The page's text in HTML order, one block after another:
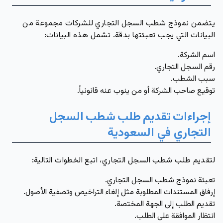
يتضمن نموذج شطب السجل التجاري للشركات مجموعة من
البيانات التي يجب تعبئتها بدقة. تشمل هذه البيانات:
اسم الشركة.
رقم السجل التجاري.
سبب الشطب.
توقيع صاحب الشركة أو من ينوب عنه قانونياً.
إجراءاتتقديمطلبشطبالسجل
التجاري في السعودية
لتقديم طلب شطب السجل التجاري، اتبع الخطوات التالية:
تعبئة نموذج شطب السجل التجاري.
إرفاق المستندات المطلوبة مثل إلغاء التراخيص وتصفية الأصول.
تقديم الطلب إلى الجهة المختصة.
انتظار الموافقة على الطلب.